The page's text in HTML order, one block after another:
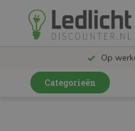
Op
Categorieën